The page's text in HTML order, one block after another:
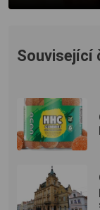
Související